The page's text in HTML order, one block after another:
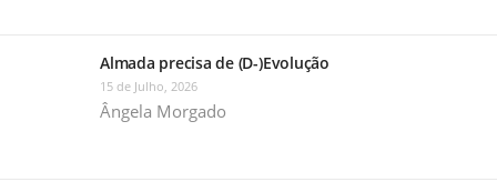
Almada precisa de (D-)Evolução
15 de Julho, 2026
Ângela Morgado